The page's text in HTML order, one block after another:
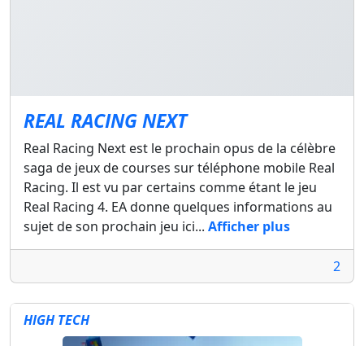
REAL RACING NEXT
Real Racing Next est le prochain opus de la célèbre
saga de jeux de courses sur téléphone mobile Real
Racing. Il est vu par certains comme étant le jeu
Real Racing 4. EA donne quelques informations au
sujet de son prochain jeu ici... Afficher plus
2
HIGH TECH